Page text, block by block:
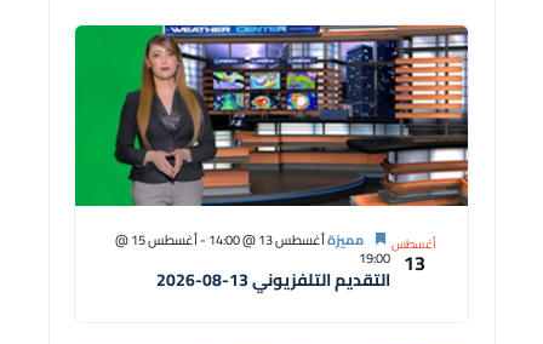
أغسطس
13 التقديم التلفزيوني 13-08-2026
مميزةأغسطس 13 @ 14:00 - أغسطس 15 @
19:00